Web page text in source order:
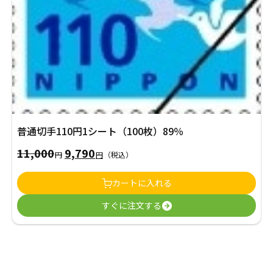
普通切手110円1シート（100枚）89％
11,000円 元
の
9,790円 現
在
の
価
（税込）
カートに入れる
すぐに注文する